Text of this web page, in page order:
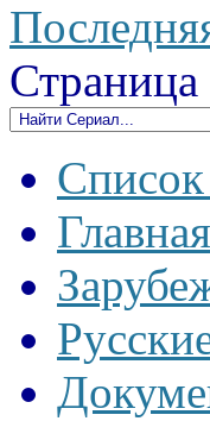
Страница
Главная